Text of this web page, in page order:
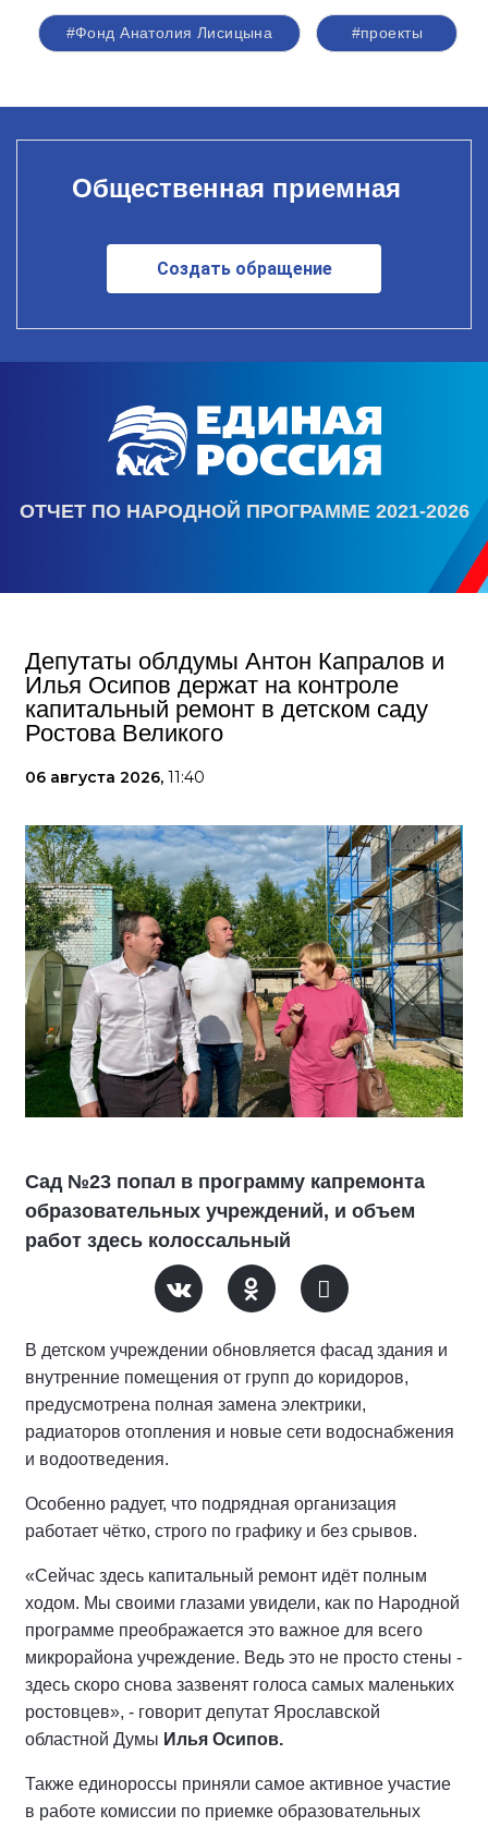
#Фонд Анатолия Лисицына #проекты
Общественная приемная
Создать обращение
ОТЧЕТ ПО НАРОДНОЙ ПРОГРАММЕ 2021-2026
Депутаты облдумы Антон Капралов и
Илья Осипов держат на контроле
капитальный ремонт в детском саду
Ростова Великого
06 августа 2026, 11:40
Сад №23 попал в программу капремонта
образовательных учреждений, и объем
работ здесь колоссальный
В детском учреждении обновляется фасад здания и
внутренние помещения от групп до коридоров,
предусмотрена полная замена электрики,
радиаторов отопления и новые сети водоснабжения
и водоотведения.
Особенно радует, что подрядная организация
работает чётко, строго по графику и без срывов.
«Сейчас здесь капитальный ремонт идёт полным
ходом. Мы своими глазами увидели, как по Народной
программе преображается это важное для всего
микрорайона учреждение. Ведь это не просто стены -
здесь скоро снова зазвенят голоса самых маленьких
ростовцев», - говорит депутат Ярославской
областной Думы Илья Осипов.
Также единороссы приняли самое активное участие
в работе комиссии по приемке образовательных